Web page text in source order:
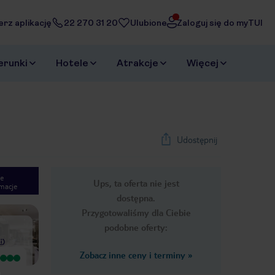
aplikację 22 270 31 20 Ulubione Zaloguj się do myTUI
Hotele Atrakcje Więcej
Udostępnij
Ups, ta oferta nie jest
dostępna.
Przygotowaliśmy dla Ciebie
podobne oferty:
Zobacz inne ceny i terminy »
Next slide
1/26
)
Bardzo dobry Wyjątkowy